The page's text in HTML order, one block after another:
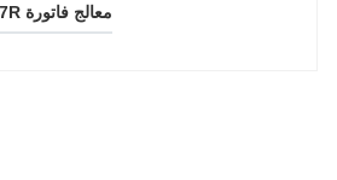
معالج فاتورة MEI SCNL6607R